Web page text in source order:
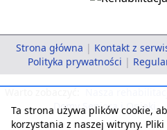
Strona główna | Kontakt z
Polityka prywatności |
Domy Seniora i Opieki
-
Ta strona używa plików cookie,
korzystania z naszej witryny.